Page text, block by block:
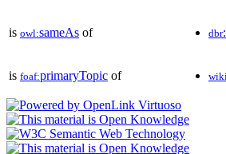
is owl:sameAs of dbr
is foaf:primaryTopic of